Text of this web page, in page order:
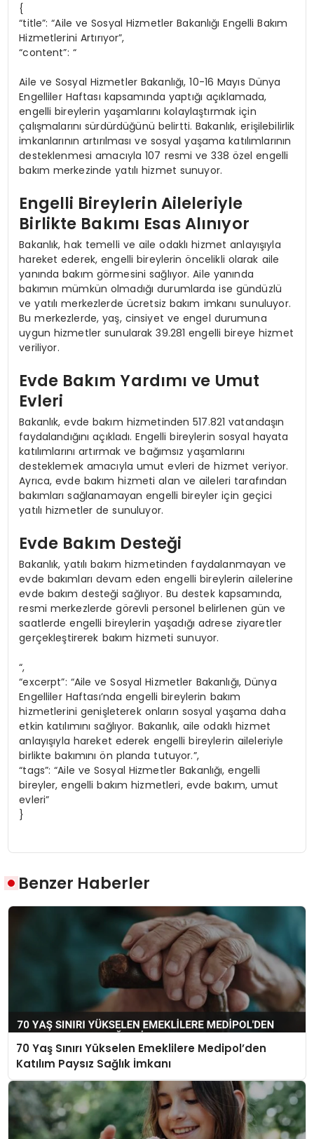
{
“title”: “Aile ve Sosyal Hizmetler Bakanlığı Engelli Bakım
Hizmetlerini Artırıyor”,
“content”: “
Aile ve Sosyal Hizmetler Bakanlığı, 10-16 Mayıs Dünya
Engelliler Haftası kapsamında yaptığı açıklamada,
engelli bireylerin yaşamlarını kolaylaştırmak için
çalışmalarını sürdürdüğünü belirtti. Bakanlık, erişilebilirlik
imkanlarının artırılması ve sosyal yaşama katılımlarının
desteklenmesi amacıyla 107 resmi ve 338 özel engelli
bakım merkezinde yatılı hizmet sunuyor.
Engelli Bireylerin Aileleriyle
Birlikte Bakımı Esas Alınıyor
Bakanlık, hak temelli ve aile odaklı hizmet anlayışıyla
hareket ederek, engelli bireylerin öncelikli olarak aile
yanında bakım görmesini sağlıyor. Aile yanında
bakımın mümkün olmadığı durumlarda ise gündüzlü
ve yatılı merkezlerde ücretsiz bakım imkanı sunuluyor.
Bu merkezlerde, yaş, cinsiyet ve engel durumuna
uygun hizmetler sunularak 39.281 engelli bireye hizmet
veriliyor.
Evde Bakım Yardımı ve Umut
Evleri
Bakanlık, evde bakım hizmetinden 517.821 vatandaşın
faydalandığını açıkladı. Engelli bireylerin sosyal hayata
katılımlarını artırmak ve bağımsız yaşamlarını
desteklemek amacıyla umut evleri de hizmet veriyor.
Ayrıca, evde bakım hizmeti alan ve aileleri tarafından
bakımları sağlanamayan engelli bireyler için geçici
yatılı hizmetler de sunuluyor.
Evde Bakım Desteği
Bakanlık, yatılı bakım hizmetinden faydalanmayan ve
evde bakımları devam eden engelli bireylerin ailelerine
evde bakım desteği sağlıyor. Bu destek kapsamında,
resmi merkezlerde görevli personel belirlenen gün ve
saatlerde engelli bireylerin yaşadığı adrese ziyaretler
gerçekleştirerek bakım hizmeti sunuyor.
“,
“excerpt”: “Aile ve Sosyal Hizmetler Bakanlığı, Dünya
Engelliler Haftası’nda engelli bireylerin bakım
hizmetlerini genişleterek onların sosyal yaşama daha
etkin katılımını sağlıyor. Bakanlık, aile odaklı hizmet
anlayışıyla hareket ederek engelli bireylerin aileleriyle
birlikte bakımını ön planda tutuyor.”,
“tags”: “Aile ve Sosyal Hizmetler Bakanlığı, engelli
bireyler, engelli bakım hizmetleri, evde bakım, umut
evleri”
}
Benzer Haberler
70 Yaş Sınırı Yükselen Emeklilere Medipol’den
Katılım Paysız Sağlık İmkanı